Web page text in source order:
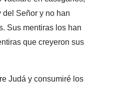
del Señor y no han
Sus mentiras los han
que creyeron sus
Judá y consumiré los